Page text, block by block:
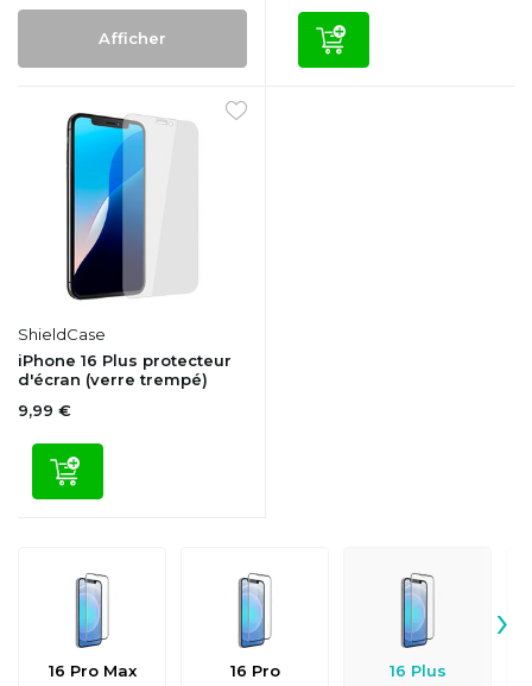
Afficher
ShieldCase
iPhone 16 Plus protecteur
d'écran (verre trempé)
9,99 €
16 Pro Max 16 Pro 16 Plus
›